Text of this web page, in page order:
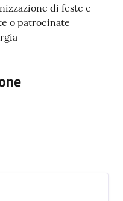
di feste e
o patrocinate